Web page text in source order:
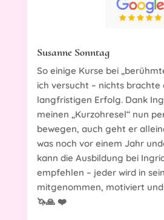
Susanne Sonntag
So einige Kurse bei
ich versucht – nichts
langfristigen Erfolg. Dank
meinen „Kurzohresel“ nun
bewegen, auch geht er
was noch vor einem Jahr
kann die Ausbildung bei
empfehlen – jeder wird in
mitgenommen, motiviert
🦄🙏 ❤️